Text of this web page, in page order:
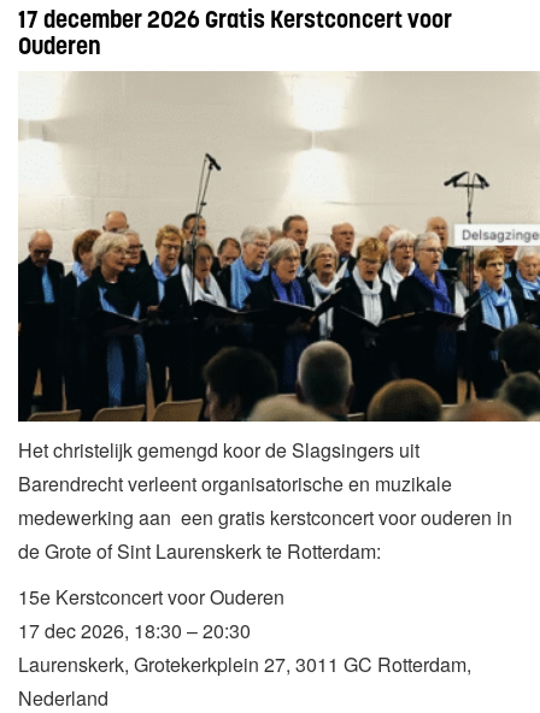
17 december 2026 Gratis Kerstconcert voor
Ouderen
Het christelijk gemengd koor de Slagsingers uit
Barendrecht verleent organisatorische en muzikale
medewerking aan een gratis kerstconcert voor ouderen in
de Grote of Sint Laurenskerk te Rotterdam:
15e Kerstconcert voor Ouderen
17 dec 2026, 18:30 – 20:30
Laurenskerk, Grotekerkplein 27, 3011 GC Rotterdam,
Nederland